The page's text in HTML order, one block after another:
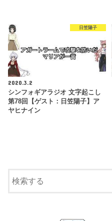
日笠陽子
2020.3.2
シンフォギアラジオ 文字起こし
第78回【ゲスト：日笠陽子】ア
ヤヒナイン